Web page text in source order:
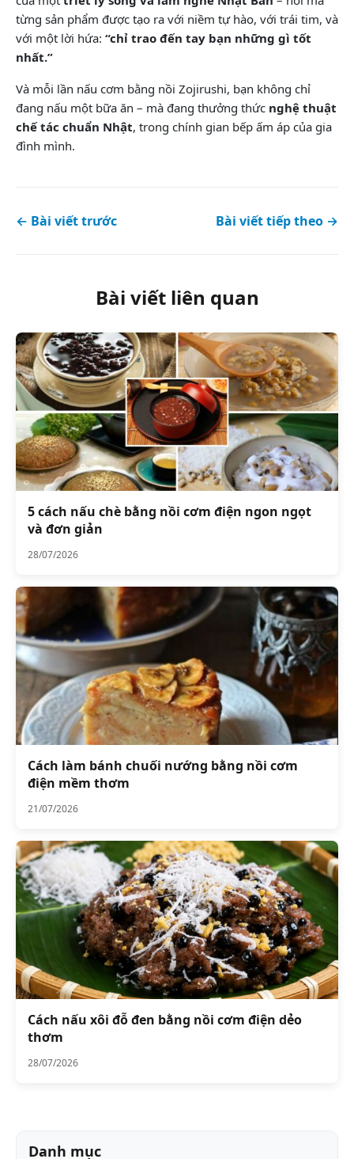
từng sản phẩm được tạo ra với niềm tự hào, với trái tim, và
với một lời hứa: “chỉ trao đến tay bạn những gì tốt
nhất.”
Và mỗi lần nấu cơm bằng nồi Zojirushi, bạn không chỉ
đang nấu một bữa ăn – mà đang thưởng thức nghệ thuật
chế tác chuẩn Nhật, trong chính gian bếp ấm áp của gia
đình mình.
← Bài viết trước Bài viết tiếp theo →
Bài viết liên quan
5 cách nấu chè bằng nồi cơm điện ngon ngọt
và đơn giản
28/07/2026
Cách làm bánh chuối nướng bằng nồi cơm
điện mềm thơm
21/07/2026
Cách nấu xôi đỗ đen bằng nồi cơm điện dẻo
thơm
28/07/2026
Danh mục